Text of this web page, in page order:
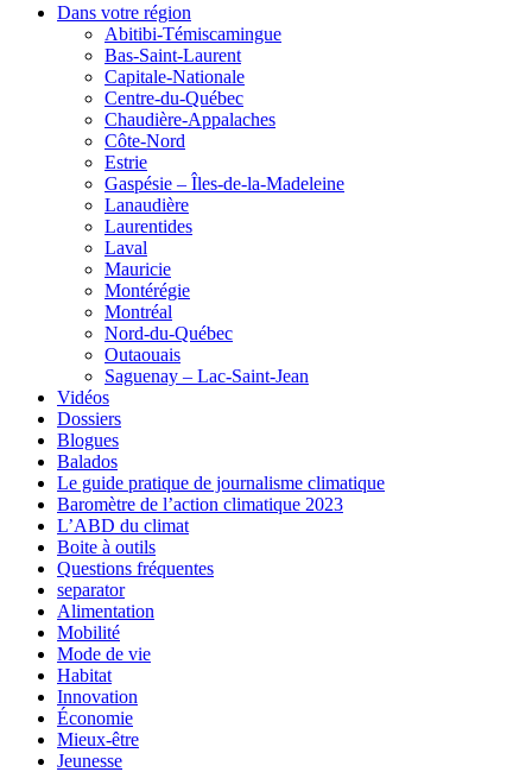
Dans votre région
Abitibi-Témiscamingue
Bas-Saint-Laurent
Capitale-Nationale
Centre-du-Québec
Chaudière-Appalaches
Côte-Nord
Estrie
Gaspésie – Îles-de-la-Madeleine
Lanaudière
Laurentides
Laval
Mauricie
Montérégie
Montréal
Nord-du-Québec
Outaouais
Saguenay – Lac-Saint-Jean
Vidéos
Dossiers
Blogues
Balados
Le guide pratique de journalisme climatique
Baromètre de l’action climatique 2023
L’ABD du climat
Boite à outils
Questions fréquentes
separator
Alimentation
Mobilité
Mode de vie
Habitat
Innovation
Économie
Mieux-être
Jeunesse